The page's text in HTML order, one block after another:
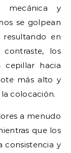
mecánica y
se golpean
en
los
cepillar hacia
más alto y
colocación.
a menudo
que los
consistencia y